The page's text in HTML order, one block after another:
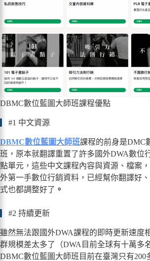
DBMC數位藍圖大師班課程優點
#1 中文資源
DBMC數位藍圖大師班課程的前身是DMC
班，原本就翻譯重置了許多國外DWA數位
點單元，這些中文課程內容與資源、檔案
外第一手數位行銷資料，已經幫你翻譯好
式也都調整好了 。
#2 持續更新
雖然無法跟國外DWA課程的即時更新速度
群規模差太多了（DWA目前全球有十萬多
DBMC數位藍圖大師班目前在臺灣只有200